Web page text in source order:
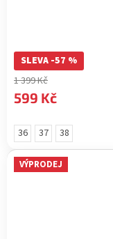
SLEVA -57 %
1 399 Kč
599 Kč
36 37 38
VÝPRODEJ